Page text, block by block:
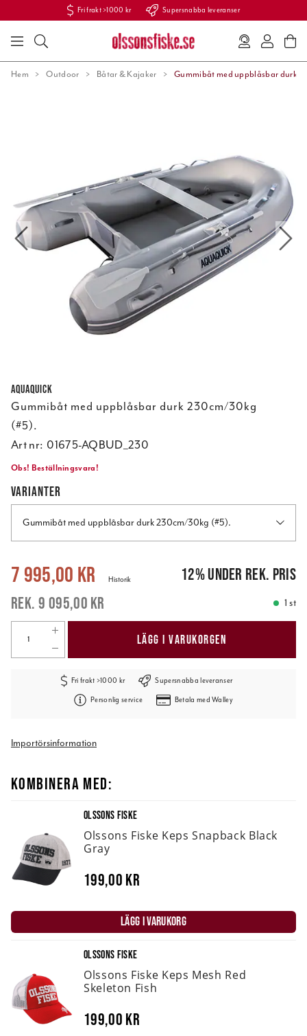
Fri frakt >1000 kr Supersnabba leveranser
Hem Outdoor Båtar & Kajaker Gummibåt med uppblåsbar durk
Aquaquick
Gummibåt med uppblåsbar durk 230cm/30kg
(#5).
Art nr: 01675-AQBUD_230
Obs! Beställningsvara!
VARIANTER
Gummibåt med uppblåsbar durk 230cm/30kg (#5).
Nuvarande pris: 7 995,00 kr 9 095,00 kr
7 995,00 kr
9 095,00 kr
Historik 12%under rek. pris
1 st
LÄGG I VARUKORGEN
Fri frakt >1000 kr Supersnabba leveranser
Personlig service Betala med Walley
Importörsinformation
KOMBINERA MED:
OLSSONS FISKE
Olssons Fiske Keps Snapback Black
Gray
199,00 kr
LÄGG I VARUKORG
OLSSONS FISKE
Olssons Fiske Keps Mesh Red
Skeleton Fish
199,00 kr